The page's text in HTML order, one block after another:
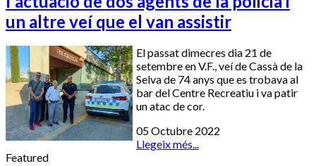
un altre veí que el van assistir
El passat dimecres dia 21 de
setembre en V.F., veí de Cassà de la
Selva de 74 anys que es trobava al
bar del Centre Recreatiu i va patir
un atac de cor.
05 Octubre 2022
Llegeix més...
Featured